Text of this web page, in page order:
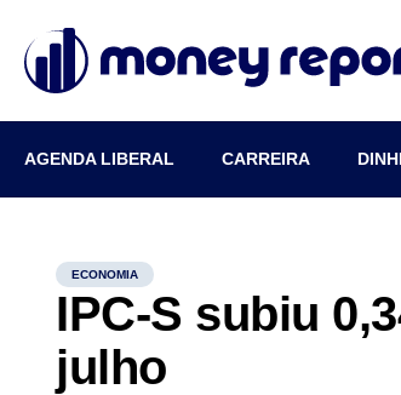
AGENDA LIBERAL CARREIRA
ECONOMIA
IPC-S subiu
julho